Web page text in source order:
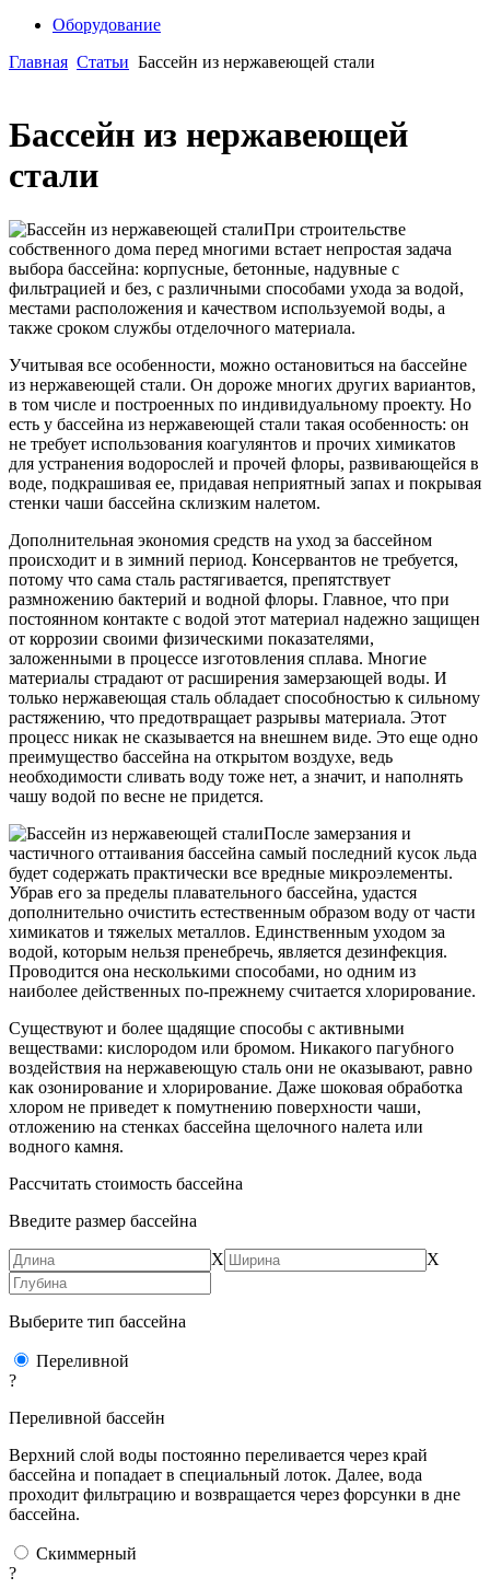
Оборудование
Главная Статьи Бассейн из нержавеющей стали
Бассейн из нержавеющей
стали
При строительстве
собственного дома перед многими встает непростая задача
выбора бассейна: корпусные, бетонные, надувные с
фильтрацией и без, с различными способами ухода за водой,
местами расположения и качеством используемой воды, а
также сроком службы отделочного материала.
Учитывая все особенности, можно остановиться на бассейне
из нержавеющей стали. Он дороже многих других вариантов,
в том числе и построенных по индивидуальному проекту. Но
есть у бассейна из нержавеющей стали такая особенность: он
не требует использования коагулянтов и прочих химикатов
для устранения водорослей и прочей флоры, развивающейся в
воде, подкрашивая ее, придавая неприятный запах и покрывая
стенки чаши бассейна склизким налетом.
Дополнительная экономия средств на уход за бассейном
происходит и в зимний период. Консервантов не требуется,
потому что сама сталь растягивается, препятствует
размножению бактерий и водной флоры. Главное, что при
постоянном контакте с водой этот материал надежно защищен
от коррозии своими физическими показателями,
заложенными в процессе изготовления сплава. Многие
материалы страдают от расширения замерзающей воды. И
только нержавеющая сталь обладает способностью к сильному
растяжению, что предотвращает разрывы материала. Этот
процесс никак не сказывается на внешнем виде. Это еще одно
преимущество бассейна на открытом воздухе, ведь
необходимости сливать воду тоже нет, а значит, и наполнять
чашу водой по весне не придется.
После замерзания и
частичного оттаивания бассейна самый последний кусок льда
будет содержать практически все вредные микроэлементы.
Убрав его за пределы плавательного бассейна, удастся
дополнительно очистить естественным образом воду от части
химикатов и тяжелых металлов. Единственным уходом за
водой, которым нельзя пренебречь, является дезинфекция.
Проводится она несколькими способами, но одним из
наиболее действенных по-прежнему считается хлорирование.
Существуют и более щадящие способы с активными
веществами: кислородом или бромом. Никакого пагубного
воздействия на нержавеющую сталь они не оказывают, равно
как озонирование и хлорирование. Даже шоковая обработка
хлором не приведет к помутнению поверхности чаши,
отложению на стенках бассейна щелочного налета или
водного камня.
Рассчитать стоимость бассейна
Введите размер бассейна
X X
Выберите тип бассейна
Переливной
?
Переливной бассейн
Верхний слой воды постоянно переливается через край
бассейна и попадает в специальный лоток. Далее, вода
проходит фильтрацию и возвращается через форсунки в дне
бассейна.
Скиммерный
?